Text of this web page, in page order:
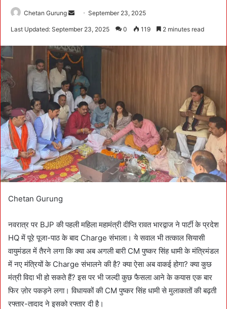
Chetan Gurung
d
a
n
e
m
a
l
September 23, 2025
Last Updated: September 23, 2025 0 119 2 minutes read
Chetan Gurung
नवरात्र पर BJP की पहली महिला महामंत्री दीप्ति रावत भारद्वाज ने पार्टी के प्रदेश
HQ में पूरे पूजा-पाठ के बाद Charge संभाला। ये सवाल भी तत्काल सियासी
वायुमंडल में तैरने लगा कि क्या अब अगली बारी CM पुष्कर सिंह धामी के मंत्रिमंडल
में नए मंत्रियों के Charge संभालने की है? क्या ऐसा अब वाकई होगा? क्या कुछ
मंत्री विदा भी हो सकते हैं? इस पर भी जल्दी कुछ फैसला आने के कयास एक बार
फिर ज़ोर पकड़ने लगा। विधायकों की CM पुष्कर सिंह धामी से मुलाकातों की बढ़ती
रफ्तार-तादाद ने इसको रफ्तार दी है।